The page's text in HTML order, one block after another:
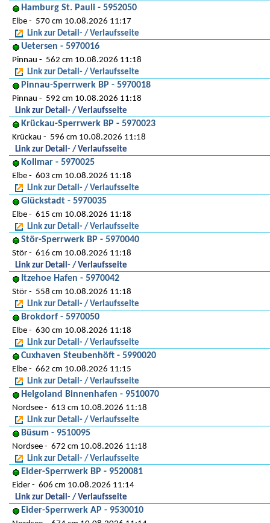
Hamburg St. Pauli - 5952050
Elbe
570 cm 10.08.2026 11:17
Link zur Detail- / Verlaufsseite
Uetersen - 5970016
Pinnau
562 cm 10.08.2026 11:18
Link zur Detail- / Verlaufsseite
Pinnau-Sperrwerk BP - 5970018
Pinnau
592 cm 10.08.2026 11:18
Link zur Detail- / Verlaufsseite
Krückau-Sperrwerk BP - 5970023
Krückau
596 cm 10.08.2026 11:18
Link zur Detail- / Verlaufsseite
Kollmar - 5970025
Elbe
603 cm 10.08.2026 11:18
Link zur Detail- / Verlaufsseite
Glückstadt - 5970035
Elbe
615 cm 10.08.2026 11:18
Link zur Detail- / Verlaufsseite
Stör-Sperrwerk BP - 5970040
Stör
616 cm 10.08.2026 11:18
Link zur Detail- / Verlaufsseite
Itzehoe Hafen - 5970042
Stör
558 cm 10.08.2026 11:18
Link zur Detail- / Verlaufsseite
Brokdorf - 5970050
Elbe
630 cm 10.08.2026 11:18
Link zur Detail- / Verlaufsseite
Cuxhaven Steubenhöft - 5990020
Elbe
662 cm 10.08.2026 11:15
Link zur Detail- / Verlaufsseite
Helgoland Binnenhafen - 9510070
Nordsee
613 cm 10.08.2026 11:18
Link zur Detail- / Verlaufsseite
Büsum - 9510095
Nordsee
672 cm 10.08.2026 11:18
Link zur Detail- / Verlaufsseite
Eider-Sperrwerk BP - 9520081
Eider
606 cm 10.08.2026 11:14
Link zur Detail- / Verlaufsseite
Eider-Sperrwerk AP - 9530010